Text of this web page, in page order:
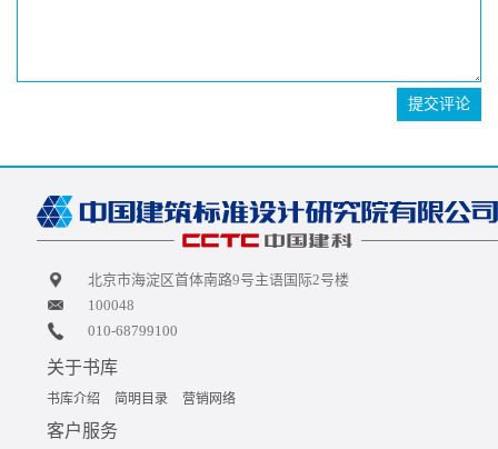
提交评论
北京市海淀区首体南路9号主语国际2号楼
100048
010-68799100
关于书库
书库介绍 简明目录 营销网络
客户服务